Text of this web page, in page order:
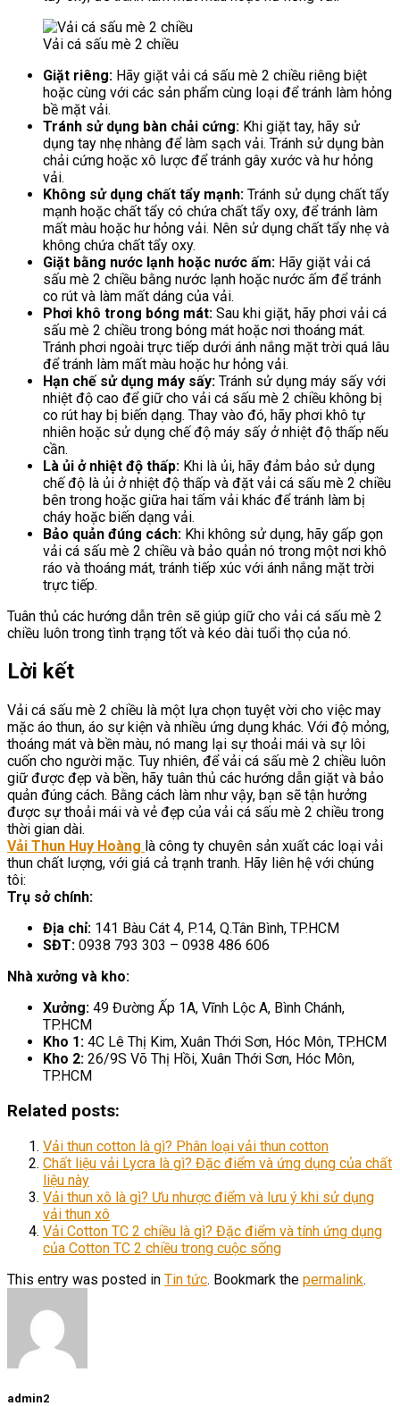
Vải cá sấu mè 2 chiều
Giặt riêng: Hãy giặt vải cá sấu mè 2 chiều riêng biệt
hoặc cùng với các sản phẩm cùng loại để tránh làm hỏng
bề mặt vải.
Tránh sử dụng bàn chải cứng: Khi giặt tay, hãy sử
dụng tay nhẹ nhàng để làm sạch vải. Tránh sử dụng bàn
chải cứng hoặc xô lược để tránh gây xước và hư hỏng
vải.
Không sử dụng chất tẩy mạnh: Tránh sử dụng chất tẩy
mạnh hoặc chất tẩy có chứa chất tẩy oxy, để tránh làm
mất màu hoặc hư hỏng vải. Nên sử dụng chất tẩy nhẹ và
không chứa chất tẩy oxy.
Giặt bằng nước lạnh hoặc nước ấm: Hãy giặt vải cá
sấu mè 2 chiều bằng nước lạnh hoặc nước ấm để tránh
co rút và làm mất dáng của vải.
Phơi khô trong bóng mát: Sau khi giặt, hãy phơi vải cá
sấu mè 2 chiều trong bóng mát hoặc nơi thoáng mát.
Tránh phơi ngoài trực tiếp dưới ánh nắng mặt trời quá lâu
để tránh làm mất màu hoặc hư hỏng vải.
Hạn chế sử dụng máy sấy: Tránh sử dụng máy sấy với
nhiệt độ cao để giữ cho vải cá sấu mè 2 chiều không bị
co rút hay bị biến dạng. Thay vào đó, hãy phơi khô tự
nhiên hoặc sử dụng chế độ máy sấy ở nhiệt độ thấp nếu
cần.
Là ủi ở nhiệt độ thấp: Khi là ủi, hãy đảm bảo sử dụng
chế độ là ủi ở nhiệt độ thấp và đặt vải cá sấu mè 2 chiều
bên trong hoặc giữa hai tấm vải khác để tránh làm bị
cháy hoặc biến dạng vải.
Bảo quản đúng cách: Khi không sử dụng, hãy gấp gọn
vải cá sấu mè 2 chiều và bảo quản nó trong một nơi khô
ráo và thoáng mát, tránh tiếp xúc với ánh nắng mặt trời
trực tiếp.
Tuân thủ các hướng dẫn trên sẽ giúp giữ cho vải cá sấu mè 2
chiều luôn trong tình trạng tốt và kéo dài tuổi thọ của nó.
Lời kết
Vải cá sấu mè 2 chiều là một lựa chọn tuyệt vời cho việc may
mặc áo thun, áo sự kiện và nhiều ứng dụng khác. Với độ mỏng,
thoáng mát và bền màu, nó mang lại sự thoải mái và sự lôi
cuốn cho người mặc. Tuy nhiên, để vải cá sấu mè 2 chiều luôn
giữ được đẹp và bền, hãy tuân thủ các hướng dẫn giặt và bảo
quản đúng cách. Bằng cách làm như vậy, bạn sẽ tận hưởng
được sự thoải mái và vẻ đẹp của vải cá sấu mè 2 chiều trong
thời gian dài.
Vải Thun Huy Hoàng là công ty chuyên sản xuất các loại vải
thun chất lượng, với giá cả trạnh tranh. Hãy liên hệ với chúng
tôi:
Trụ sở chính:
Địa chỉ: 141 Bàu Cát 4, P.14, Q.Tân Bình, TP.HCM
SĐT: 0938 793 303 – 0938 486 606
Nhà xưởng và kho:
Xưởng: 49 Đường Ấp 1A, Vĩnh Lộc A, Bình Chánh,
TP.HCM
Kho 1: 4C Lê Thị Kim, Xuân Thới Sơn, Hóc Môn, TP.HCM
Kho 2: 26/9S Võ Thị Hồi, Xuân Thới Sơn, Hóc Môn,
TP.HCM
Related posts:
Vải thun cotton là gì? Phân loại vải thun cotton
Chất liệu vải Lycra là gì? Đặc điểm và ứng dụng của chất
liệu này
Vải thun xô là gì? Ưu nhược điểm và lưu ý khi sử dụng
vải thun xô
Vải Cotton TC 2 chiều là gì? Đặc điểm và tính ứng dụng
của Cotton TC 2 chiều trong cuộc sống
This entry was posted in Tin tức. Bookmark the permalink.
admin2